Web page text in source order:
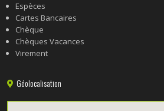
Espèces
Cartes Bancaires
Chèque
Chèques Vacances
Virement
Géolocalisation